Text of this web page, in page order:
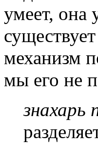
умеет, она
механизм
мы его не
знахарь